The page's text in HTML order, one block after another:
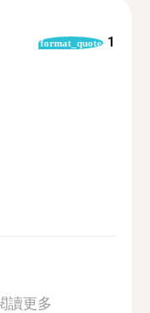
format_quote 1
讀更多